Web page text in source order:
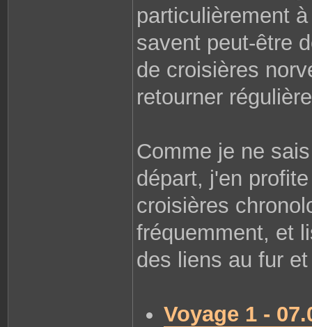
particulièrement
savent peut-être
de croisières
retourner
Comme je ne
départ, j'en
croisières
fréquemment, et
des liens au fur
Voyage 1 -